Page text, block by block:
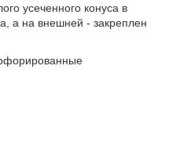
усеченного конуса в
а на внешней - закреплен